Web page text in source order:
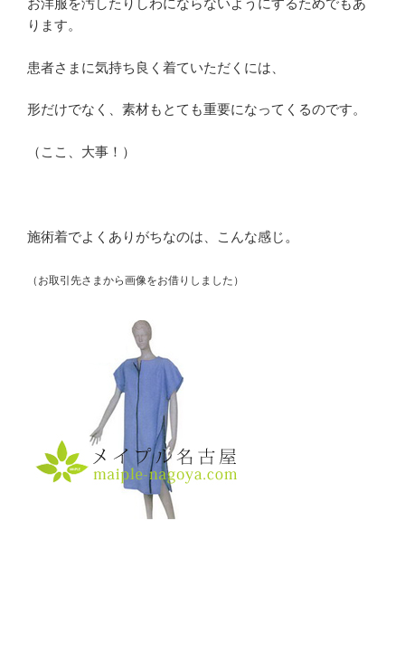
お洋服を汚したりしわにならないようにするためでもあ
ります。
患者さまに気持ち良く着ていただくには、
形だけでなく、 素材もとても重要になってくるのです。
（ここ、大事！）
施術着でよくありがちなのは、こんな感じ 。
（お取引先さまから画像をお借りしました）